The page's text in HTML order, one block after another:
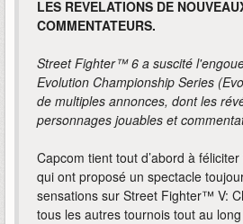
LES REVELATIONS DE
COMMENTATEURS.
Street Fighter™ 6 a suscité
Evolution Championship Series
de multiples annonces, dont les
personnages jouables et
Capcom tient tout d’abord à
qui ont proposé un spectacle
sensations sur Street Fighter™ V:
tous les autres tournois tout au